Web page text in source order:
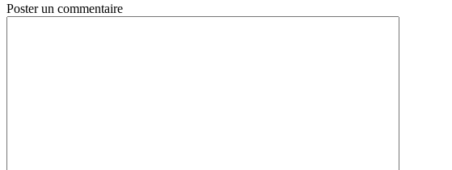
Posterun commentaire